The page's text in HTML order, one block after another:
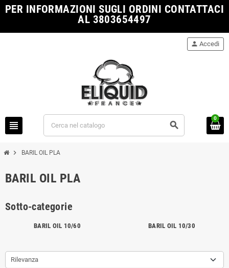
PER INFORMAZIONI SUGLI ORDINI CONTATTACI
AL 3803654497
view_headline search
person Accedi
0
chevron_right BARIL OIL PLA
BARIL OIL PLA
Sotto-categorie
BARIL OIL 10/60 BARIL OIL 10/30
Rilevanza